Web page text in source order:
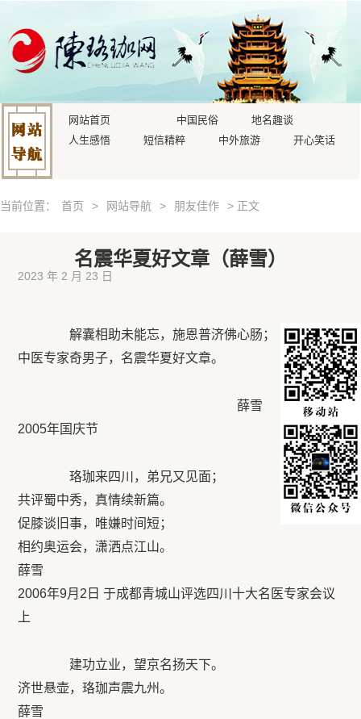
网站首页 中国民俗
地名趣谈
人生感悟
短信精粹 中外旅游 开心笑话
当前位置： 首页 > 网站导航 > 朋友佳作 > 正文
名震华夏好文章（薛雪）
2023 年 2 月 23 日
解囊相助未能忘，施恩普济佛心肠；
中医专家奇男子，名震华夏好文章。
薛雪
2005年国庆节
珞珈来四川，弟兄又见面；
共评蜀中秀，真情续新篇。
促膝谈旧事，唯嫌时间短；
相约奥运会，潇洒点江山。
薛雪
2006年9月2日 于成都青城山评选四川十大名医专家会议
上
建功立业，望京名扬天下。
济世悬壶，珞珈声震九州。
薛雪